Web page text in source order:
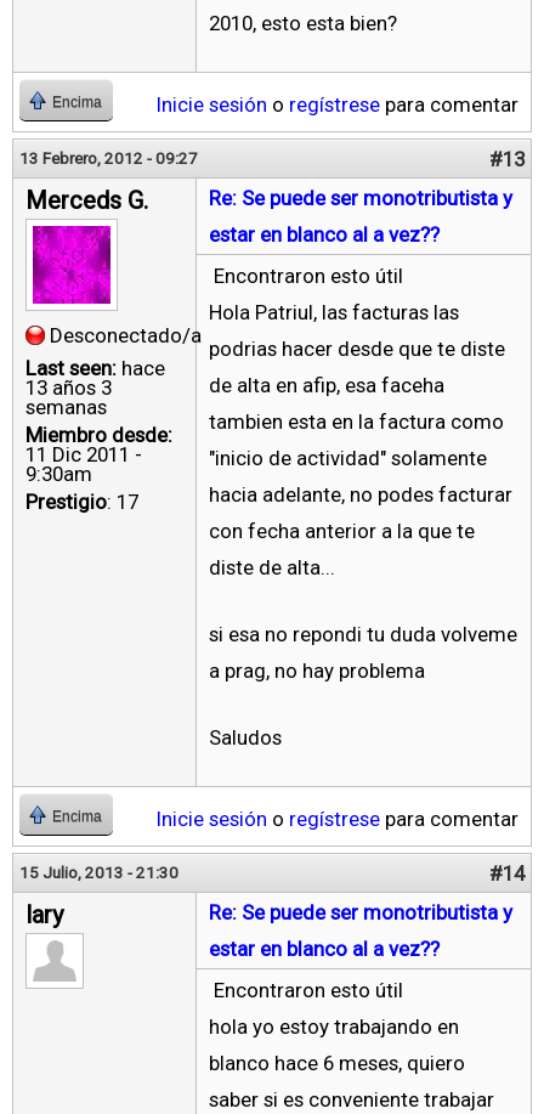
2010, esto esta bien?
Encima Inicie sesión o regístrese para comentar
13 Febrero, 2012 - 09:27 #13
Merceds G.
Desconectado/a
Last seen: hace
13 años 3
semanas
Miembro desde:
11 Dic 2011 -
9:30am
Prestigio: 17
Re: Se puede ser monotributista y
estar en blanco al a vez??
Encontraron esto útil
Hola Patriul, las facturas las
podrias hacer desde que te diste
de alta en afip, esa faceha
tambien esta en la factura como
"inicio de actividad" solamente
hacia adelante, no podes facturar
con fecha anterior a la que te
diste de alta...
si esa no repondi tu duda volveme
a prag, no hay problema
Saludos
Encima Inicie sesión o regístrese para comentar
15 Julio, 2013 - 21:30 #14
lary
Re: Se puede ser monotributista y
estar en blanco al a vez??
Encontraron esto útil
hola yo estoy trabajando en
blanco hace 6 meses, quiero
saber si es conveniente trabajar